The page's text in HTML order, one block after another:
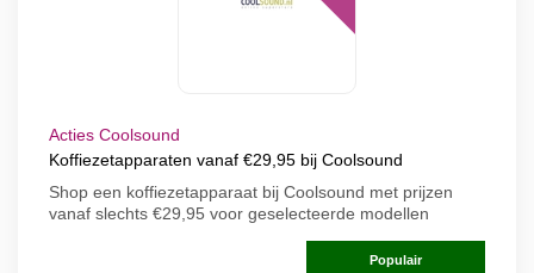
Acties Coolsound
Koffiezetapparaten vanaf €29,95 bij Coolsound
Shop een koffiezetapparaat bij Coolsound met prijzen
vanaf slechts €29,95 voor geselecteerde modellen
Populair